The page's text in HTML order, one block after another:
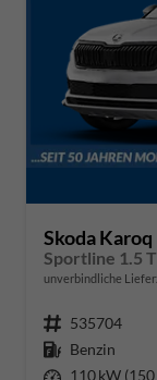
Skoda Karoq
Sportline 1.5
unverbindliche
Fahrzeugnr. 535704
Kraftstoff Benzin
Leistung 110 kW (150